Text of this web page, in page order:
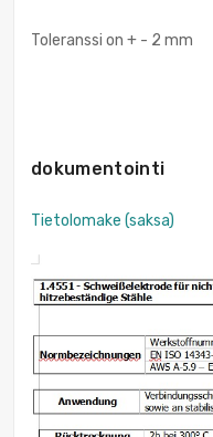
Toleranssi on + - 2 mm
dokumentointi
Tietolomake (saksa)